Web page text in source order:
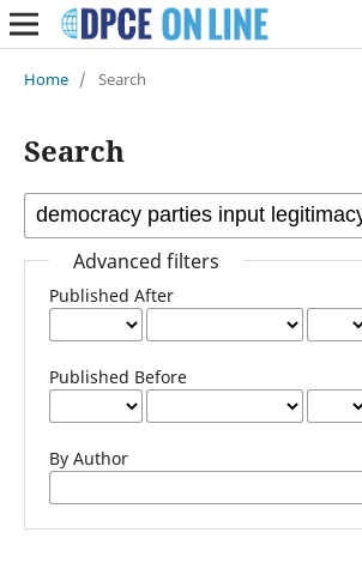
Home / Search
Search
Advanced filters
Published After
Published Before
By Author